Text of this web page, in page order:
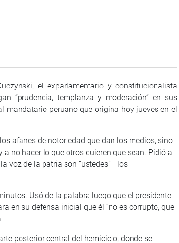
el exparlamentario y constitucionalista
“prudencia, templanza y moderación” en sus
mandatario peruano que origina hoy jueves en el
de notoriedad que dan los medios, sino
no hacer lo que otros quieren que sean. Pidió a
voz de la patria son “ustedes” –los
Usó de la palabra luego que el presidente
en su defensa inicial que él “no es corrupto, que
posterior central del hemiciclo, donde se